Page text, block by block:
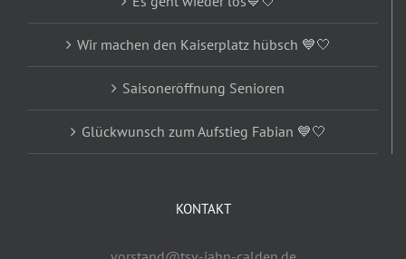
Wir machen den Kaiserplatz hübsch 💙🤍
Saisoneröffnung Senioren
Glückwunsch zum Aufstieg Fabian 💙🤍
KONTAKT